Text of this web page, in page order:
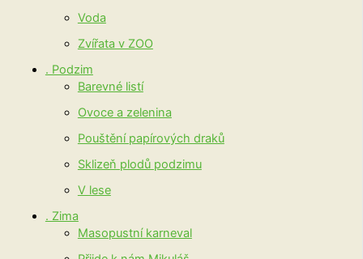
Voda
Zvířata v ZOO
. Podzim
Barevné listí
Ovoce a zelenina
Pouštění papírových draků
Sklizeň plodů podzimu
V lese
. Zima
Masopustní karneval